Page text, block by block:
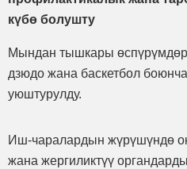
күбө болушту
Мындан тышкары
дзюдо жана баскетбол
уюштурулду.
Иш-чаралардын жүрүшүндө
жана жергиликтүү